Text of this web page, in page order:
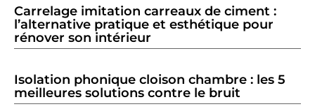
Carrelage imitation carreaux de ciment :
l’alternative pratique et esthétique pour
rénover son intérieur
Isolation phonique cloison chambre : les 5
meilleures solutions contre le bruit